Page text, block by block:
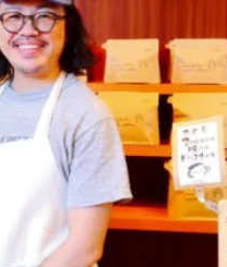
書籍・雑誌出版
チャレンジ
CAMPFIRE for Social
CAMPFIREふるさと納